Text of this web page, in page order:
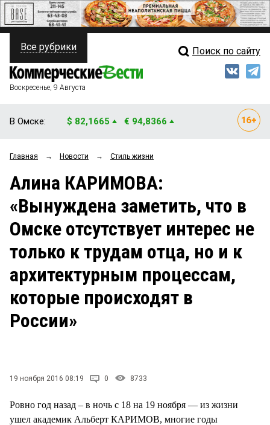
ПОЛИТИКА
ФИНАНСЫ
ОБЩЕСТВО
ЗАКОН
НОВОСТИ КОМПАНИЙ
СТИЛЬ ЖИЗНИ
Свежий выпуск
Рейтинги
Блоги
Архив
Все рубрики Поиск по сайту
Воскресенье, 9 Августа
В Омске: $ 82,1665 € 94,8366
Главная → Новости → Стиль жизни
Алина КАРИМОВА:
«Вынуждена заметить, что в
Омске отсутствует интерес не
только к трудам отца, но и к
архитектурным процессам,
которые происходят в
России»
19 ноября 2016 08:19 0 8733
Ровно год назад – в ночь с 18 на 19 ноября — из жизни
ушел академик Альберт КАРИМОВ, многие годы